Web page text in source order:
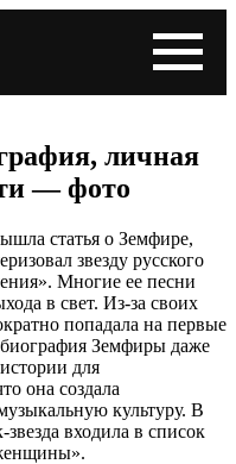
личная
— фото
статья о Земфире,
звезду русского
Многие ее песни
в свет. Из-за своих
попадала на первые
Земфиры даже
для
она создала
культуру. В
звезда входила в список